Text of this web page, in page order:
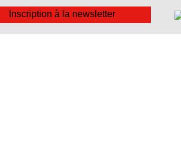
Inscription à la newsletter